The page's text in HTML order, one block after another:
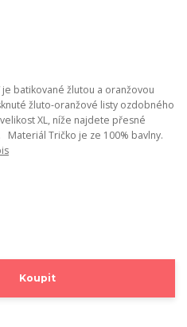
batikované žlutou a oranžovou
žluto-oranžové listy ozdobného
XL, níže najdete přesné
Tričko je ze 100% bavlny.
Koupit